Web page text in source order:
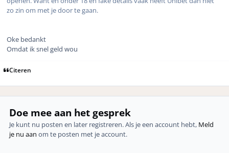
zo zin om met je door te gaan.
Oke bedankt
Omdat ik snel geld wou
Citeren
Doe mee aan het gesprek
Je kunt nu posten en later registreren. Als je een account hebt, Meld
je nu aan om te posten met je account.